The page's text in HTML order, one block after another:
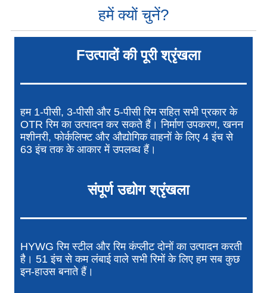
हमें क्यों चुनें?
Fउत्पादों की पूरी श्रृंखला
हम 1-पीसी, 3-पीसी और 5-पीसी रिम सहित सभी प्रकार के
OTR रिम का उत्पादन कर सकते हैं। निर्माण उपकरण, खनन
मशीनरी, फोर्कलिफ्ट और औद्योगिक वाहनों के लिए 4 इंच से
63 इंच तक के आकार में उपलब्ध हैं।
संपूर्ण उद्योग श्रृंखला
HYWG रिम स्टील और रिम कंप्लीट दोनों का उत्पादन करती
है। 51 इंच से कम लंबाई वाले सभी रिमों के लिए हम सब कुछ
इन-हाउस बनाते हैं।